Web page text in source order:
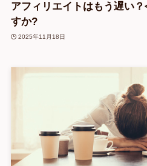
アフィリエイトはもう遅い
すか?
2025年11月18日